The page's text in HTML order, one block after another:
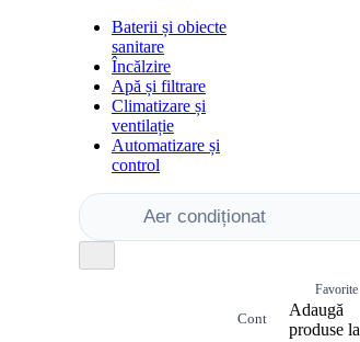
Baterii și obiecte
sanitare
Încălzire
Apă și filtrare
Climatizare și
ventilație
Automatizare și
control
Adaugă
produse la